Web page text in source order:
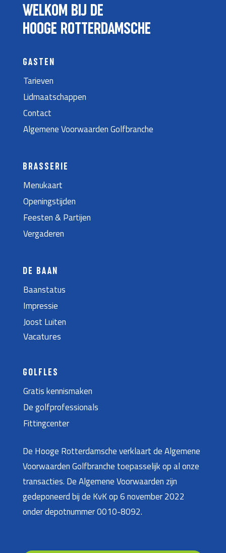
WELKOM BIJ DE
HOOGE ROTTERDAMSCHE
GASTEN
Tarieven
Lidmaatschappen
Contact
Algemene Voorwaarden Golfbranche
BRASSERIE
Menukaart
Openingstijden
Feesten & Partijen
Vergaderen
DE BAAN
Baanstatus
Impressie
Joost Luiten
Vacatures
GOLFLES
Gratis kennismaken
De golfprofessionals
Fittingcenter
De Hooge Rotterdamsche verklaart de Algemene
Voorwaarden Golfbranche toepasselijk op al onze
transacties. De Algemene Voorwaarden zijn
gedeponeerd bij de KvK op 6 november 2022
onder depotnummer 0010-8092.